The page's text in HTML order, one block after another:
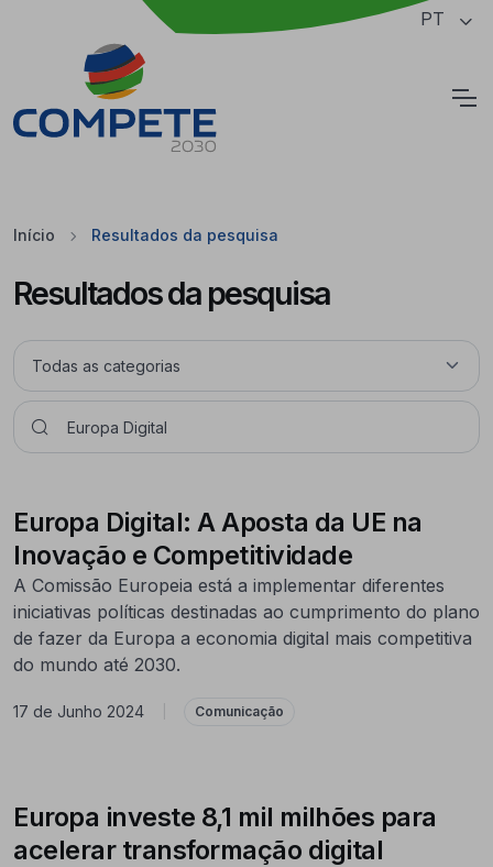
Saltar para o conteúdo principal da página PT
Início Resultados da pesquisa
Resultados da pesquisa
Europa Digital: A Aposta da UE na
Inovação e Competitividade
A Comissão Europeia está a implementar diferentes
iniciativas políticas destinadas ao cumprimento do plano
de fazer da Europa a economia digital mais competitiva
do mundo até 2030.
17 de Junho 2024 Comunicação
Europa investe 8,1 mil milhões para
acelerar transformação digital